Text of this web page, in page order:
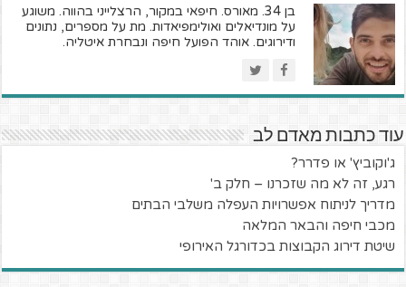
בן 34. מאורס. חיפאי במקור, הרצלייני בהווה. משוגע
על מונדיאלים ואולימפיאדות. מת על מספרים, נתונים
ודירוגים. אוהד הפועל חיפה ונבחרת איטליה.
עוד כתבות מאדם לב
ג'וקוביץ' או פדרר?
רגע, זה לא מה שזכרנו – חלק ב'
מדריך לניתוח אפשרויות העפלה משלבי הבתים
מכבי חיפה והבאר המלאה
שיטת דירוג הקבוצות בכדורגל האירופי